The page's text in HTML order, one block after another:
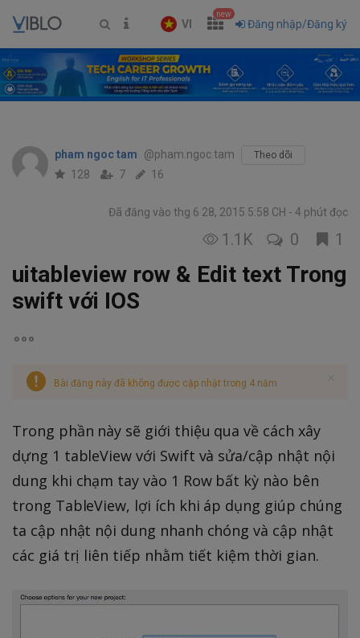
VI
new
Đăng nhập/Đăng ký
pham ngoc tam @pham.ngoc.tam Theo dõi
128 7 16
Đã đăng vào thg 6 28, 2015 5:58 CH 4 phút đọc
1.1K 0 1
uitableview row & Edit text Trong
swift với IOS
Bài đăng này đã không được cập nhật trong 4 năm
Trong phần này sẽ giới thiệu qua về cách xây
dựng 1 tableView với Swift và sửa/cập nhật nội
dung khi chạm tay vào 1 Row bất kỳ nào bên
trong TableView, lợi ích khi áp dụng giúp chúng
ta cập nhật nội dung nhanh chóng và cập nhật
các giá trị liên tiếp nhằm tiết kiệm thời gian.